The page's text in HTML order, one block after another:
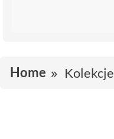
Home Kolekcje